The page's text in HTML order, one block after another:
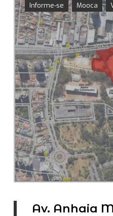
Informe-se Mooca
Av. Anhaia